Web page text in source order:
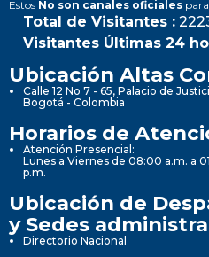
Estos No son canales oficiales
Total de Visitantes :
Visitantes Últimas 24
Ubicación Altas
Calle 12 No 7 - 65, Palacio de
Bogotá - Colombia
Horarios de
Atención Presencial:
Lunes a Viernes de 08:00 a.m. a
p.m.
Ubicación de
y Sedes
Directorio Nacional